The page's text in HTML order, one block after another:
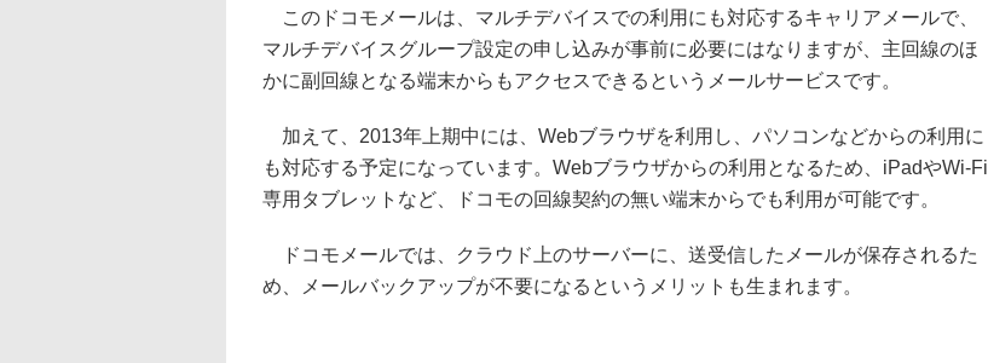
このドコモメールは、マルチデバイスでの利用にも対応するキャリアメールで、
マルチデバイスグループ設定の申し込みが事前に必要にはなりますが、主回線のほ
かに副回線となる端末からもアクセスできるというメールサービスです。
加えて、2013年上期中には、Webブラウザを利用し、パソコンなどからの利用に
も対応する予定になっています。Webブラウザからの利用となるため、iPadやWi-Fi
専用タブレットなど、ドコモの回線契約の無い端末からでも利用が可能です。
ドコモメールでは、クラウド上のサーバーに、送受信したメールが保存されるた
め、メールバックアップが不要になるというメリットも生まれます。